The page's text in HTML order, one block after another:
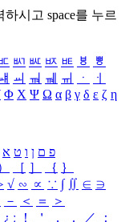
하시고 space를 누르
ㅴ ㅵ ㅶ ㅷ ㅸ
ㅹ
ㆉ ㆊ ㆋ ㆌ ㆍ
ㆎ
Φ Χ Ψ Ω α β γ δ ε ζ η
פ ם ן ו ט א
［ ］ ｛ ｝
√ ∽ ∝ ∵ ∫ ∬ ∈ ∋
－ ＜ ＝
＞
¿ ː ！ ＇ ， ． ／
：